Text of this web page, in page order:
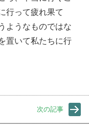
行って疲れ果て
ようなものではな
置いて私たちに行
次の記事